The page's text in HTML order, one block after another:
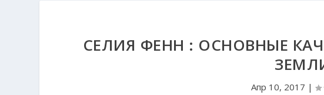
СЕЛИЯ ФЕНН : ОСНОВНЫЕ
Апр 10, 2017 |